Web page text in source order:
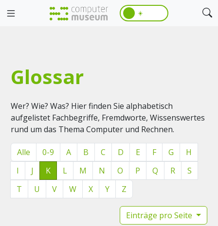
☀️
Glossar
Wer? Wie? Was? Hier finden Sie alphabetisch
aufgelistet Fachbegriffe, Fremdworte, Wissenswertes
rund um das Thema Computer und Rechnen.
Alle 0-9 A B C D E F G
H
I
J K L M N O P Q R
S
T
U V W X Y Z
Einträge pro Seite